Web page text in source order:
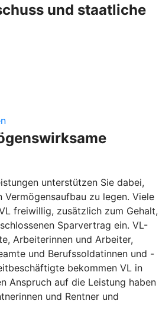
und staatliche
unterstützen Sie dabei,
Vermögensaufbau zu legen. Viele
freiwillig, zusätzlich zum Gehalt,
Sparvertrag ein. VL-
Arbeiterinnen und Arbeiter,
und Berufssoldatinnen und -
bekommen VL in
Anspruch auf die Leistung haben
und Rentner und